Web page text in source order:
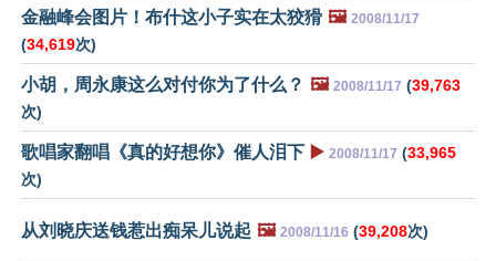
金融峰会图片！布什这小子实在太狡猾 🖼️ 2008/11/17
(34,619次)
小胡，周永康这么对付你为了什么？ 🖼️ 2008/11/17 (39,763
次)
歌唱家翻唱《真的好想你》催人泪下 ▶️ 2008/11/17 (33,965
次)
从刘晓庆送钱惹出痴呆儿说起 🖼️ 2008/11/16 (39,208次)